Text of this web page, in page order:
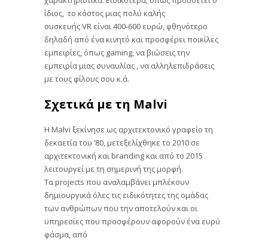
ίδιος, το κόστος μιας πολύ καλής
συσκευής VR είναι 400-600 ευρώ, φθηνότερο
δηλαδή από ένα κινητό και προσφέρει ποικίλες
εμπειρίες, όπως gaming, να βιώσεις την
εμπειρία μιας συναυλίας , να αλληλεπιδράσεις
με τους φίλους σου κ.ά.
Σχετικά με τη Malvi
Η Malvi ξεκίνησε ως αρχιτεκτονικό γραφείο τη
δεκαετία του ’80, μετεξελίχθηκε το 2010 σε
αρχιτεκτονική και branding και από το 2015
λειτουργεί με τη σημερινή της μορφή.
Τα projects που αναλαμβάνει μπλέκουν
δημιουργικά όλες τις ειδικότητες της ομάδας
των ανθρώπων που την αποτελούν και οι
υπηρεσίες που προσφέρουν αφορούν ένα ευρύ
φάσμα, από